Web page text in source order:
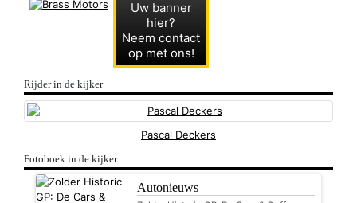
Uw banner
hier?
Neem contact
op met ons!
Rijder in de kijker
Pascal Deckers
Fotoboek in de kijker
Autonieuws